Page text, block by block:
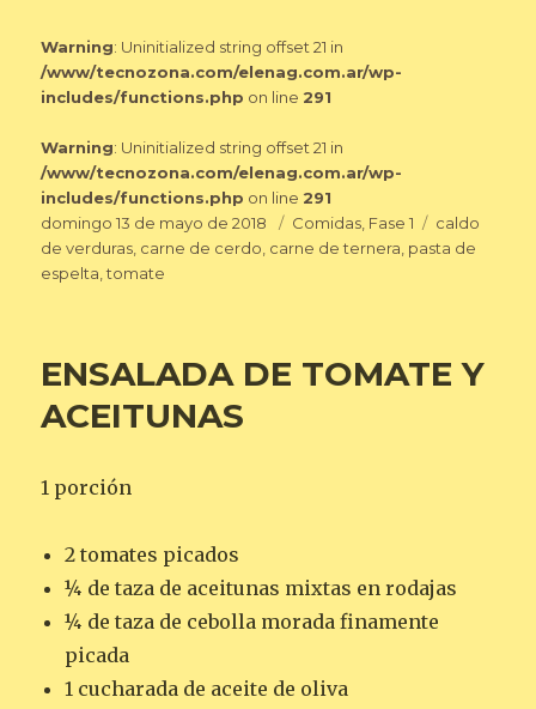
Warning: Uninitialized string offset 21 in
/www/tecnozona.com/elenag.com.ar/wp-
includes/functions.php on line 291
Warning: Uninitialized string offset 21 in
/www/tecnozona.com/elenag.com.ar/wp-
includes/functions.php on line 291
Publicado
el
domingo 13 de mayo de 2018 Categorías
Comidas, Fase 1 Etiquetas
caldo
de verduras, carne de cerdo, carne de ternera, pasta de
espelta,tomate
ENSALADA DE TOMATE Y
ACEITUNAS
1 porción
2 tomates picados
¼ de taza de aceitunas mixtas en rodajas
¼ de taza de cebolla morada finamente
picada
1 cucharada de aceite de oliva